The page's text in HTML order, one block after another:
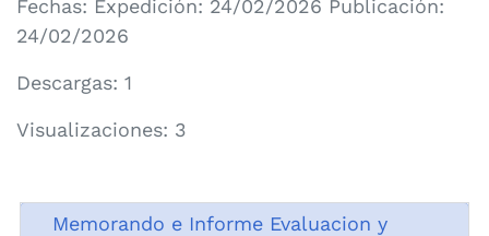
Fechas: Expedición: 24/02/2026 Publicación:
24/02/2026
Descargas: 1
Visualizaciones: 3
Memorando e Informe Evaluacion y